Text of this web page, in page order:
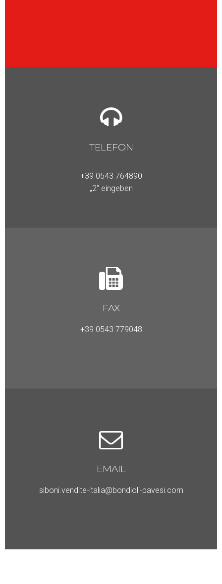
TELEFON
+39 0543 764890
„2“ eingeben
FAX
+39 0543 779048
EMAIL
siboni.vendite-italia@bondioli-pavesi.com